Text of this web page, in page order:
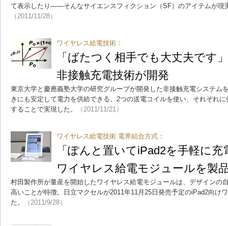
て表示したり――そんなサイエンスフィクション（SF）のアイテムが現
（2011/11/28）
ワイヤレス給電技術：
「ばたつく相手でも大丈夫です
非接触充電技術が開発
東京大学と慶應義塾大学の研究グループが開発した非接触充電システム
きにも安定して電力を供給できる。2つの送電コイルを使い、それぞれ
することで実現した。
（2011/11/21）
ワイヤレス給電技術 電界結合方式：
「ぽんと置いてiPad2を手軽に
ワイヤレス給電モジュールを製
村田製作所が量産を開始したワイヤレス給電モジュールは、デザインの
高いことが特徴。日立マクセルが2011年11月25日発売予定のiPad2向け
た。
（2011/9/28）